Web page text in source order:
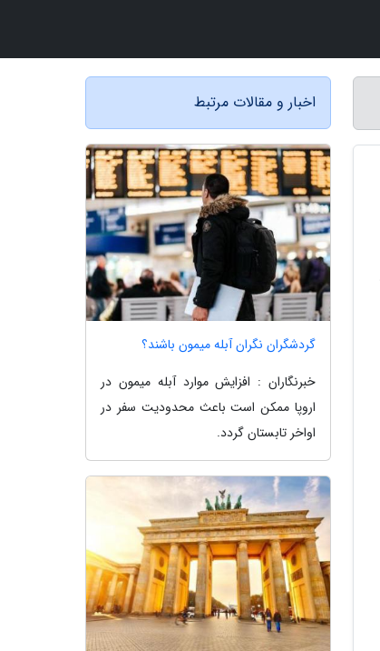
اخبار و مقالات مرتبط
گردشگران نگران آبله میمون باشند؟
خبرنگاران : افزایش موارد آبله میمون در
اروپا ممکن است باعث محدودیت سفر در
اواخر تابستان گردد.